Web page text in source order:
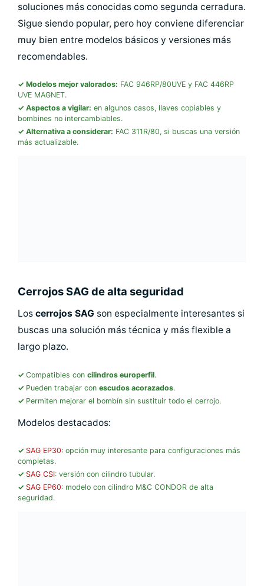
soluciones más conocidas como segunda cerradura.
Sigue siendo popular, pero hoy conviene diferenciar
muy bien entre modelos básicos y versiones más
recomendables.
Modelos mejor valorados: FAC 946RP/80UVE y FAC 446RP
UVE MAGNET.
Aspectos a vigilar: en algunos casos, llaves copiables y
bombines no intercambiables.
Alternativa a considerar: FAC 311R/80, si buscas una versión
más actualizable.
Cerrojos SAG de alta seguridad
Los cerrojos SAG son especialmente interesantes si
buscas una solución más técnica y más flexible a
largo plazo.
Compatibles con cilindros europerfil.
Pueden trabajar con escudos acorazados.
Permiten mejorar el bombín sin sustituir todo el cerrojo.
Modelos destacados:
SAG EP30: opción muy interesante para configuraciones más
completas.
SAG CSI: versión con cilindro tubular.
SAG EP60: modelo con cilindro M&C CONDOR de alta
seguridad.